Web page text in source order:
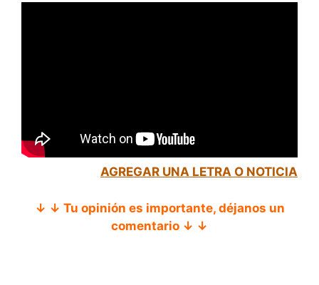
AGREGAR UNA LETRA O NOTICIA
↓ ↓ Tu opinión es importante, déjanos un
comentario ↓ ↓